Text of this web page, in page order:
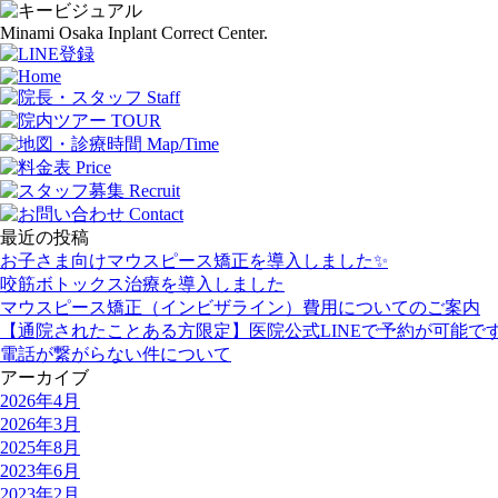
Minami Osaka Inplant Correct Center.
最近の投稿
お子さま向けマウスピース矯正を導入しました✨
咬筋ボトックス治療を導入しました
マウスピース矯正（インビザライン）費用についてのご案内
【通院されたことある方限定】医院公式LINEで予約が可能で
電話が繋がらない件について
アーカイブ
2026年4月
2026年3月
2025年8月
2023年6月
2023年2月